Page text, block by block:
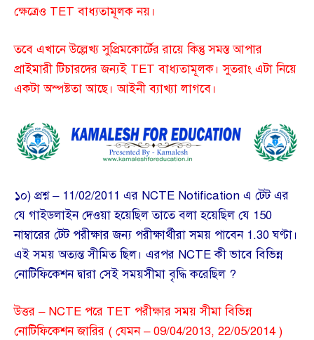
ক্ষেত্রেও TET বাধ্যতামূলক নয়।
তবে এখানে উল্লেখ্য সুপ্রিমকোর্টের রায়ে কিন্তু সমস্ত আপার
প্রাইমারী টিচারদের জন্যই TET বাধ্যতামূলক। সুতরাং এটা নিয়ে
একটা অস্পষ্টতা আছে। আইনী ব্যাখ্যা লাগবে।
১০) প্রশ্ন – 11/02/2011 এর NCTE Notification এ টেট এর
যে গাইডলাইন দেওয়া হয়েছিল তাতে বলা হয়েছিল যে 150
নাম্বারের টেট পরীক্ষার জন্য পরীক্ষার্থীরা সময় পাবেন 1.30 ঘণ্টা।
এই সময় অত্যন্ত সীমিত ছিল। এরপর NCTE কী ভাবে বিভিন্ন
নোটিফিকেশন দ্বারা সেই সময়সীমা বৃদ্ধি করেছিল ?
উত্তর – NCTE পরে TET পরীক্ষার সময় সীমা বিভিন্ন
নোটিফিকেশন জারির ( যেমন – 09/04/2013, 22/05/2014 )